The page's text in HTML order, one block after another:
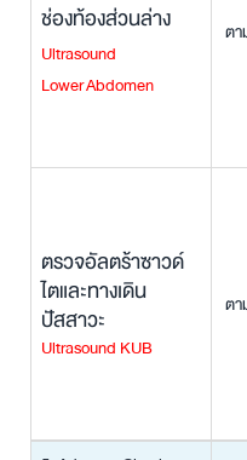
ช่องท้องส่วนล่าง
Ultrasound
Lower Abdomen
ต
ตรวจอัลตร้าซาวด์
ไตและทางเดิน
ปัสสาวะ
Ultrasound KUB
ต